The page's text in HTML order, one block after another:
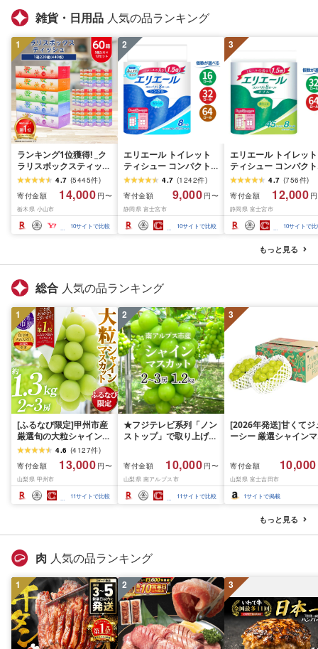
雑貨・日用品 人気の品ランキング
1
ランキング1位獲得! _ク
ラリスボックスティッシ
ュ60箱(1箱220組(440
枚))(5個入り×12セット)_
ティッシュ ティッシュ
ペーパー 日用品 常備品
生活用品 まとめ買い [配
送不可地域:離島・沖縄
4.7 (5445件)
寄付金額
14,000 円〜
栃木県 小山市
10サイトで比較
2
エリエール トイレット
ティシュー コンパクト
シングル [個数が選べ
る:16・32・64 ロール]
1.5倍巻 82.5m トイレッ
トペーパー シングル パ
ルプ100% 香りつき 日用
品 消耗品 備蓄 ふるさと
4.7 (1242件)
寄付金額
9,000 円〜
静岡県 富士宮市
10サイトで比較
3
エリエール トイレット
ティシュー コンパクト
ダブル [選べるロール
数:32・64 ロール] 1.5
巻 45m トイレットペ
パー ダブル パルプ
香りつき 日用品 消耗
備蓄 ふるさと納税 ふ
さと 送料無料 静岡県
4.7 (756件)
寄付金額
12,000
静岡県 富士宮市
10サイトで
もっと見る
総合 人気の品ランキング
1
[ふるなび限定]甲州市産
厳選旬の大粒シャインマ
スカット 約1.3kg 2〜3
房[2026年発送]
(MG)B12-472 FN-
Limited-VO シャインマ
スカット フルーツ
4.6 (4127件)
寄付金額
13,000 円〜
山梨県 甲州市
11サイトで比較
2
★フジテレビ系列「ノン
ストップ」で取り上げら
先行予約]南アルプス市
産シャインマスカット
1.2kg以上(2〜3房)ふる
さと納税 おすすめ 山梨
県 南アルプス市 送料無
寄付金額 10,000 円〜
山梨県 南アルプス市
11サイトで比較
3
[2026年発送]甘くてジ
ーシー 厳選シャインマ
月前半(1〜15日)から
月下旬までの発送) フ
ーツ ぶどう 果物 山梨
産 2026 旬 大粒 高級
寄付金額 10,000
山梨県 富士吉田市
1サイトで掲載
もっと見る
肉 人気の品ランキング
1 2 3